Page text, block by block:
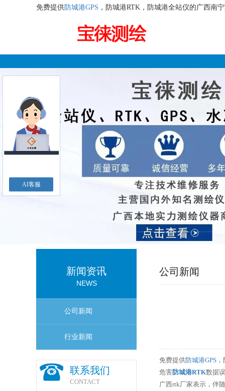
免费提供防城港GPS ，防城港RTK，防城港全站仪的广西南
新闻资讯
NEWS
公司新闻
行业新闻
联系我们
CONTACT
公司新闻
免费提供防城港GPS，
危害防城港RTK数据
广西rtk厂家表示，伴
AI客服